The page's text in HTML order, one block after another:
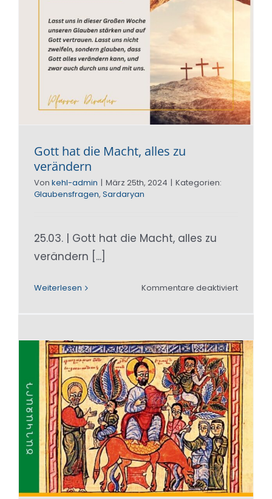
Gott hat die Macht, alles zu
verändern
Von kehl-admin | März 25th, 2024 | Kategorien:
Glaubensfragen, Sardaryan
25.03. | Gott hat die Macht, alles zu
verändern [...]
Weiterlesen Kommentare deaktiviertfür
Macht,
alles
zu